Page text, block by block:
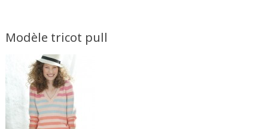
Modèle tricot pull